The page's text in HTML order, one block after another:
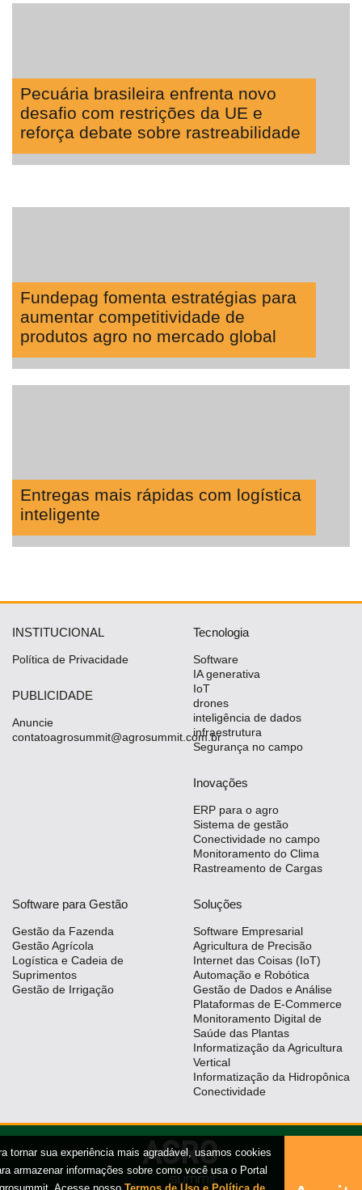
Pecuária brasileira enfrenta novo
desafio com restrições da UE e
reforça debate sobre rastreabilidade
Fundepag fomenta estratégias para
aumentar competitividade de
produtos agro no mercado global
Entregas mais rápidas com logística
inteligente
tornar sua experiência mais agradável, usamos cookies
armazenar informações sobre como você usa o Portal
INSTITUCIONAL
Política de Privacidade
PUBLICIDADE
Anuncie
contatoagrosummit@agrosummit.com.br
Tecnologia
Software
IA generativa
IoT
drones
inteligência de dados
infraestrutura
Segurança no campo
Inovações
ERP para o agro
Sistema de gestão
Conectividade no campo
Monitoramento do Clima
Rastreamento de Cargas
Software para Gestão
Gestão da Fazenda
Gestão Agrícola
Logística e Cadeia de
Suprimentos
Gestão de Irrigação
Soluções
Software Empresarial
Agricultura de Precisão
Internet das Coisas (IoT)
Automação e Robótica
Gestão de Dados e Análise
Plataformas de E-Commerce
Monitoramento Digital de
Saúde das Plantas
Informatização da Agricultura
Vertical
Informatização da Hidropônica
Conectividade